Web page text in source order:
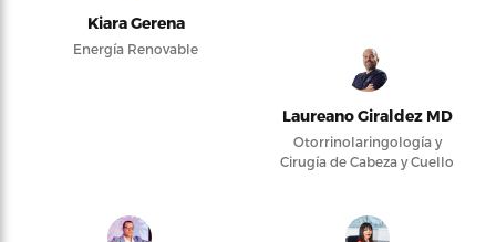
Kiara Gerena
Energía Renovable
Laureano Giraldez MD
Otorrinolaringología y
Cirugía de Cabeza y Cuello